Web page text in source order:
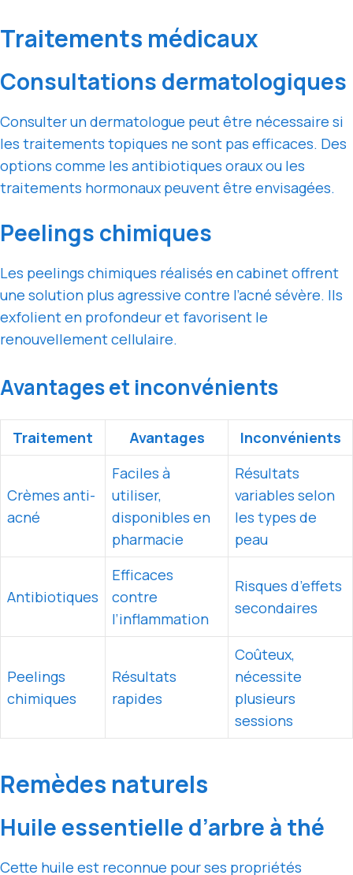
Traitements médicaux
Consultations dermatologiques
Consulter un dermatologue peut être nécessaire si
les traitements topiques ne sont pas efficaces. Des
options comme les antibiotiques oraux ou les
traitements hormonaux peuvent être envisagées.
Peelings chimiques
Les peelings chimiques réalisés en cabinet offrent
une solution plus agressive contre l’acné sévère. Ils
exfolient en profondeur et favorisent le
renouvellement cellulaire.
Avantages et inconvénients
Traitement Avantages Inconvénients
Crèmes anti-
acné
Faciles à
utiliser,
disponibles en
pharmacie
Résultats
variables selon
les types de
peau
Antibiotiques
Efficaces
contre
l’inflammation
Risques d’effets
secondaires
Peelings
chimiques
Résultats
rapides
Coûteux,
nécessite
plusieurs
sessions
Remèdes naturels
Huile essentielle d’arbre à thé
Cette huile est reconnue pour ses propriétés